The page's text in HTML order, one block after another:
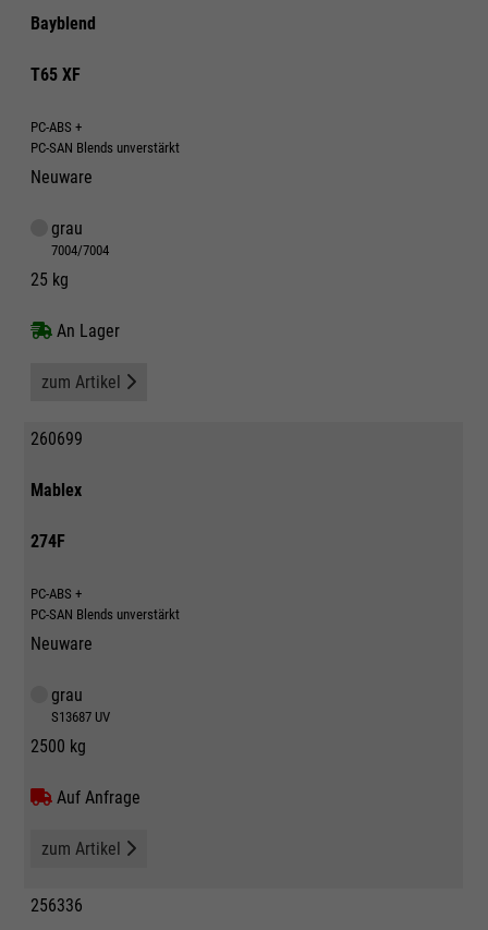
Bayblend
T65 XF
PC-ABS +
PC-SAN Blends unverstärkt
Neuware
grau
7004/7004
25 kg
An Lager
zum Artikel
260699
Mablex
274F
PC-ABS +
PC-SAN Blends unverstärkt
Neuware
grau
S13687 UV
2500 kg
Auf Anfrage
zum Artikel
256336